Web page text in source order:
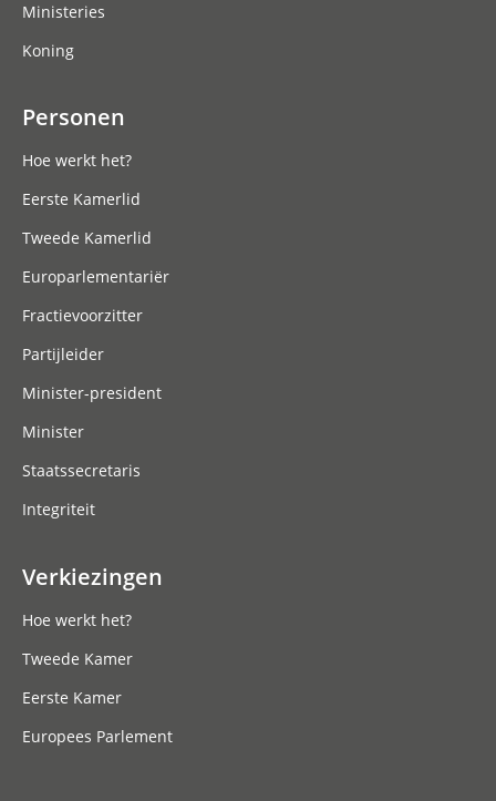
Ministeries
Koning
Personen
Hoe werkt het?
Eerste Kamerlid
Tweede Kamerlid
Europarlementariër
Fractievoorzitter
Partijleider
Minister-president
Minister
Staatssecretaris
Integriteit
Verkiezingen
Hoe werkt het?
Tweede Kamer
Eerste Kamer
Europees Parlement